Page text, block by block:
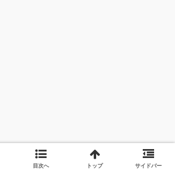
目次へ トップ サイドバー